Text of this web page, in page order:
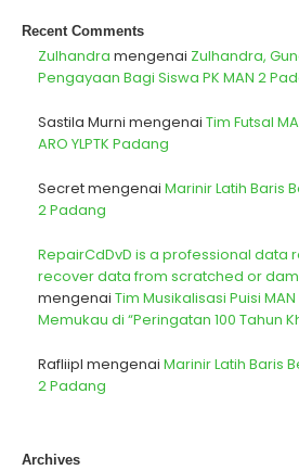
Recent Comments
Zulhandra mengenai Zulhandra,
Pengayaan Bagi Siswa PK MAN 2
Sastila Murni mengenai Tim Futsal
ARO YLPTK Padang
Secretmengenai Marinir Latih Baris
2 Padang
RepairCdDvD is a professional data
recover data from scratched or
mengenai Tim Musikalisasi Puisi
Memukau di “Peringatan 100 Tahun
Rafliipl mengenai Marinir Latih Baris
2 Padang
Archives